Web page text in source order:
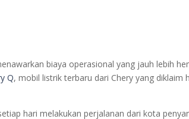
biaya operasional yang jauh lebih
Q, mobil listrik terbaru dari Chery yang diklaim
hari melakukan perjalanan dari kota